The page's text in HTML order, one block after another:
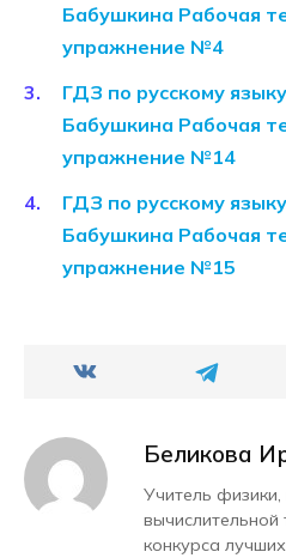
Бабушкина Рабочая
упражнение №4
ГДЗ по русскому
Бабушкина Рабочая
упражнение №14
ГДЗ по русскому
Бабушкина Рабочая
упражнение №15
Беликова
Учитель
вычислительной
конкурса